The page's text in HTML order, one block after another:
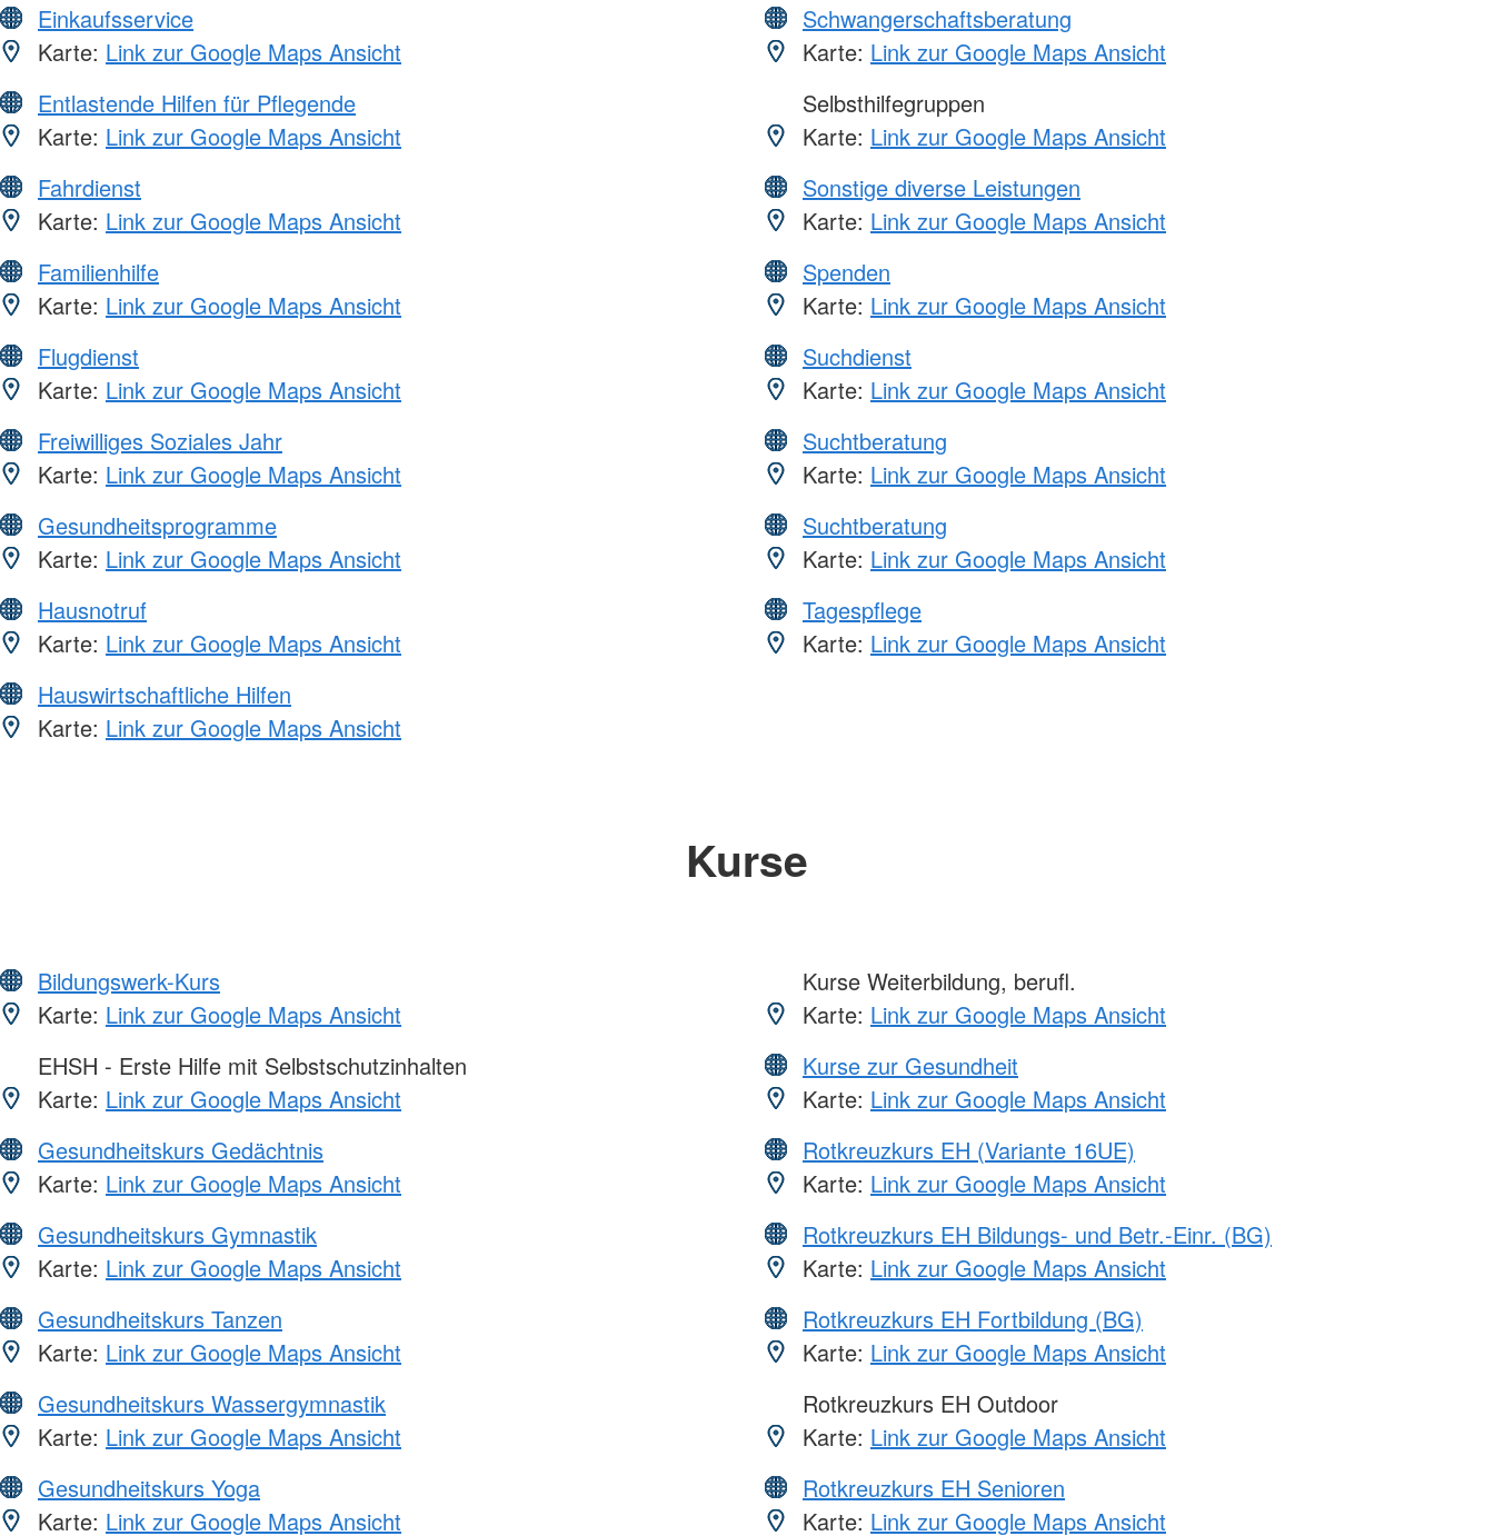
Einkaufsservice
Karte: Link zur Google Maps Ansicht
Entlastende Hilfen für Pflegende
Karte: Link zur Google Maps Ansicht
Fahrdienst
Karte: Link zur Google Maps Ansicht
Familienhilfe
Karte: Link zur Google Maps Ansicht
Flugdienst
Karte: Link zur Google Maps Ansicht
Freiwilliges Soziales Jahr
Karte: Link zur Google Maps Ansicht
Gesundheitsprogramme
Karte: Link zur Google Maps Ansicht
Hausnotruf
Karte: Link zur Google Maps Ansicht
Hauswirtschaftliche Hilfen
Karte: Link zur Google Maps Ansicht
Schwangerschaftsberatung
Karte: Link zur Google Maps Ansicht
Selbsthilfegruppen
Karte: Link zur Google Maps Ansicht
Sonstige diverse Leistungen
Karte: Link zur Google Maps Ansicht
Spenden
Karte: Link zur Google Maps Ansicht
Suchdienst
Karte: Link zur Google Maps Ansicht
Suchtberatung
Karte: Link zur Google Maps Ansicht
Suchtberatung
Karte: Link zur Google Maps Ansicht
Tagespflege
Karte: Link zur Google Maps Ansicht
Kurse
Bildungswerk-Kurs
Karte: Link zur Google Maps Ansicht
EHSH - Erste Hilfe mit Selbstschutzinhalten
Karte: Link zur Google Maps Ansicht
Gesundheitskurs Gedächtnis
Karte: Link zur Google Maps Ansicht
Gesundheitskurs Gymnastik
Karte: Link zur Google Maps Ansicht
Gesundheitskurs Tanzen
Karte: Link zur Google Maps Ansicht
Gesundheitskurs Wassergymnastik
Karte: Link zur Google Maps Ansicht
Gesundheitskurs Yoga
Karte: Link zur Google Maps Ansicht
Kurse Weiterbildung, berufl.
Karte: Link zur Google Maps Ansicht
Kurse zur Gesundheit
Karte: Link zur Google Maps Ansicht
Rotkreuzkurs EH (Variante 16UE)
Karte: Link zur Google Maps Ansicht
Rotkreuzkurs EH Bildungs- und Betr.-Einr. (BG)
Karte: Link zur Google Maps Ansicht
Rotkreuzkurs EH Fortbildung (BG)
Karte: Link zur Google Maps Ansicht
Rotkreuzkurs EH Outdoor
Karte: Link zur Google Maps Ansicht
Rotkreuzkurs EH Senioren
Karte: Link zur Google Maps Ansicht